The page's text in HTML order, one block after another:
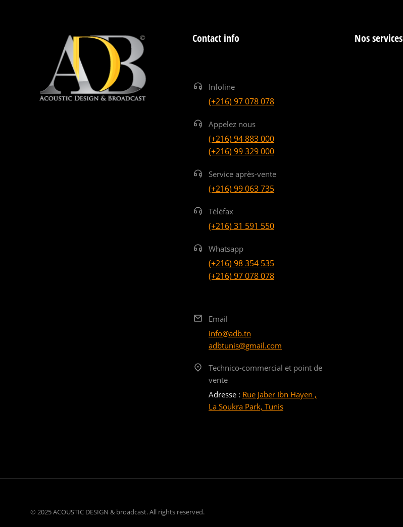
Contact info
Infoline
(+216) 97 078 078
Appelez nous
(+216) 94 883 000
(+216) 99 329 000
Service après-vente
(+216) 99 063 735
Téléfax
(+216) 31 591 550
Whatsapp
(+216) 98 354 535
(+216) 97 078 078
Email
info@adb.tn
adbtunis@gmail.com
Technico-commercial et point de
vente
Adresse : Rue Jaber Ibn Hayen ,
La Soukra Park, Tunis
Nos services
© 2025 ACOUSTIC DESIGN & broadcast. All rights reserved.